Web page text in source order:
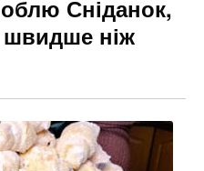
Сніданок,
швидше ніж